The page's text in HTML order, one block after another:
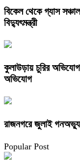
বিকেল থেকে গ্যাস
বিদ্যুৎমন্ত্রী
কুলাউড়ায় চুরির
অভিযোগ
রাজনগরে জুলাই
Popular Post